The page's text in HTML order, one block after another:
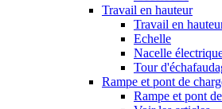
Travail en hauteur
Travail en
Echelle
Nacelle
Tour
Rampe et pont de
Rampe et pont